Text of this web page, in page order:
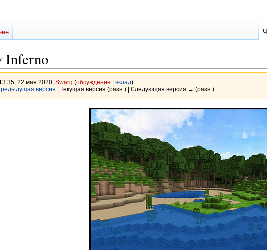
Inferno
22 мая 2020; Swarg (обсуждение вклад)
версия | Текущая версия (разн.) | Следующая версия → (разн.)